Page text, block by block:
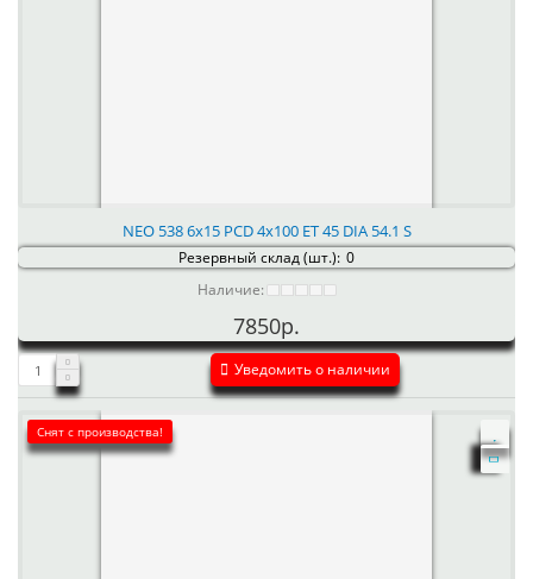
NEO 538 6x15 PCD 4x100 ET 45 DIA 54.1 S
Резервный склад (шт.): 0
Наличие:
7850р.
Уведомить о наличии
Снят с производства!